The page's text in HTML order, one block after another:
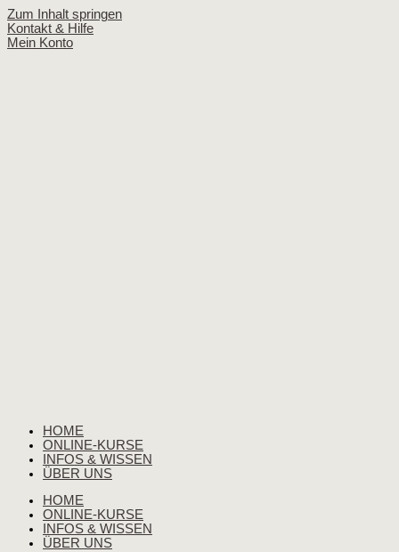
Zum Inhalt springen
Kontakt & Hilfe
Mein Konto
HOME
ONLINE-KURSE
INFOS & WISSEN
ÜBER UNS
HOME
ONLINE-KURSE
INFOS & WISSEN
ÜBER UNS